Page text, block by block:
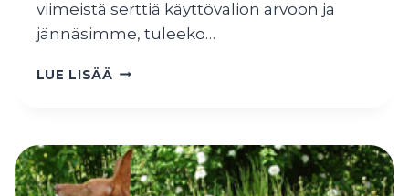
viimeistä serttiä käyttövalion arvoon ja
jännäsimme, tuleeko…
LUE LISÄÄ SIENNASTA
JA
NENELLE